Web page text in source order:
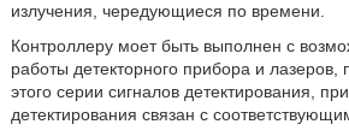
излучения, чередующиеся по времени.
Контроллеру моет быть выполнен с
работы детекторного прибора и лазеров,
этого серии сигналов детектирования,
детектирования связан с